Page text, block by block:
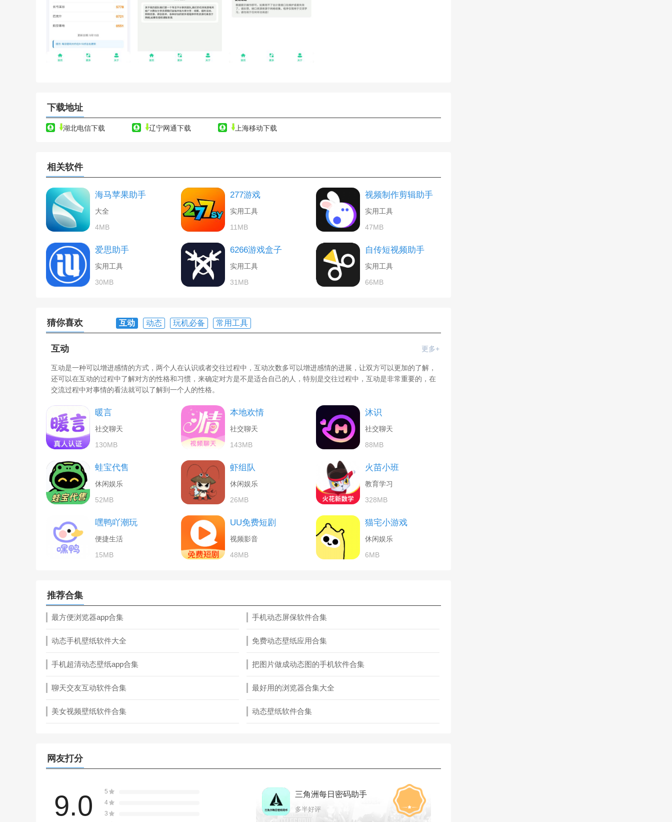
下载地址
湖北电信下载 辽宁网通下载 上海移动下载
相关软件
海马苹果助手
大全
4MB
277游戏
实用工具
11MB
视频制作剪辑助手
实用工具
47MB
爱思助手
实用工具
30MB
6266游戏盒子
实用工具
31MB
自传短视频助手
实用工具
66MB
猜你喜欢 互动 动态 玩机必备 常用工具
互动 更多+
互动是一种可以增进感情的方式，两个人在认识或者交往过程中，互动次数多可以增进感情的进展，让双方可以更加的了解，
还可以在互动的过程中了解对方的性格和习惯，来确定对方是不是适合自己的人，特别是交往过程中，互动是非常重要的，在
交流过程中对事情的看法就可以了解到一个人的性格。
暖言
社交聊天
130MB
本地欢情
社交聊天
143MB
沐识
社交聊天
88MB
蛙宝代售
休闲娱乐
52MB
虾组队
休闲娱乐
26MB
火苗小班
教育学习
328MB
嘿鸭吖潮玩
便捷生活
15MB
UU免费短剧
视频影音
48MB
猫宅小游戏
休闲娱乐
6MB
推荐合集
最方便浏览器app合集 手机动态屏保软件合集
动态手机壁纸软件大全 免费动态壁纸应用合集
手机超清动态壁纸app合集 把图片做成动态图的手机软件合集
聊天交友互动软件合集 最好用的浏览器合集大全
美女视频壁纸软件合集 动态壁纸软件合集
网友打分
9.0
5
4
3
三角洲每日密码助手
多半好评